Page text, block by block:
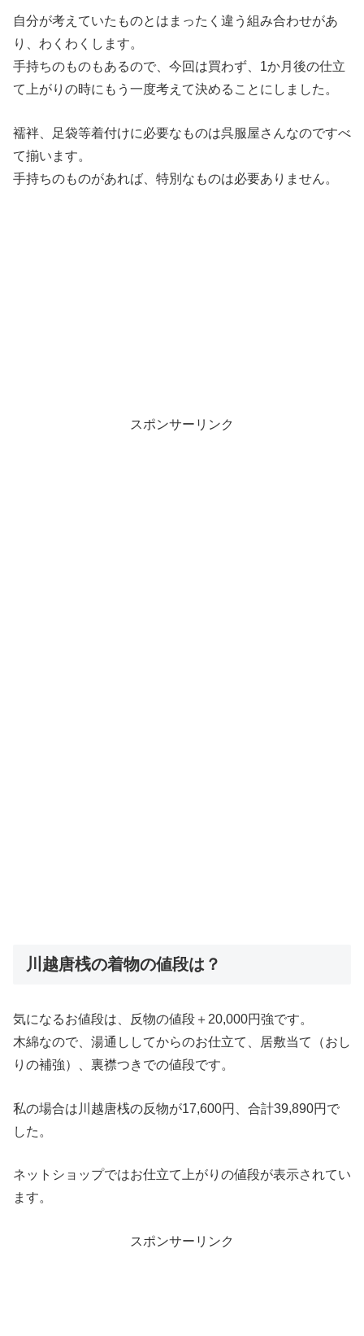
自分が考えていたものとはまったく違う組み合わせがあ
り、わくわくします。
手持ちのものもあるので、今回は買わず、1か月後の仕立
て上がりの時にもう一度考えて決めることにしました。
襦袢、足袋等着付けに必要なものは呉服屋さんなのですべ
て揃います。
手持ちのものがあれば、特別なものは必要ありません。
スポンサーリンク
川越唐桟の着物の値段は？
気になるお値段は、反物の値段＋20,000円強です。
木綿なので、湯通ししてからのお仕立て、居敷当て（おし
りの補強）、裏襟つきでの値段です。
私の場合は川越唐桟の反物が17,600円、合計39,890円で
した。
ネットショップではお仕立て上がりの値段が表示されてい
ます。
スポンサーリンク